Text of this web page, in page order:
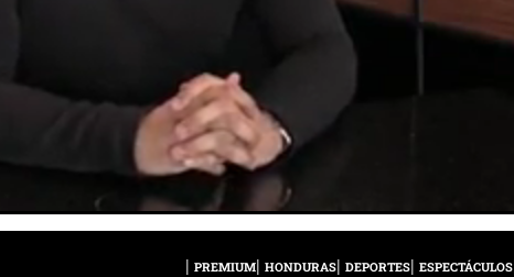
PREMIUM HONDURAS DEPORTES ESPECTÁCULOS